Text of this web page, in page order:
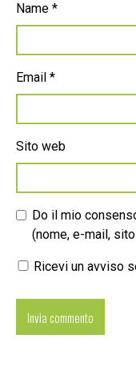
Name *
Email *
Sito web
Do il mio
(nome, e-mail,
Ricevi un avviso